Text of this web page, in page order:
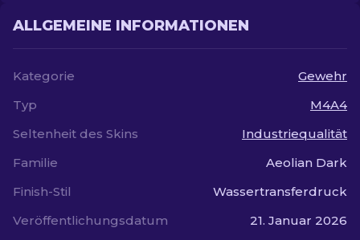
ALLGEMEINE INFORMATIONEN
Kategorie
Gewehr
Typ
M4A4
Seltenheit des Skins
Industriequalität
Familie
Aeolian Dark
Finish-Stil
Wassertransferdruck
Veröffentlichungsdatum
21. Januar 2026